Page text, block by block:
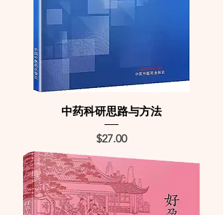
中药科研思路与方法
Price
$27.00